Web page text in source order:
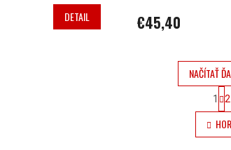
DETAIL €45,40
O
V
NAČÍTAŤ
S
T
R
Á
N
1 2